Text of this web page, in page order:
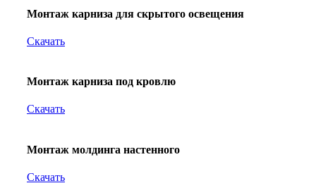
Монтаж карниза для скрытого освещения
Скачать
Монтаж карниза под кровлю
Скачать
Монтаж молдинга настенного
Скачать